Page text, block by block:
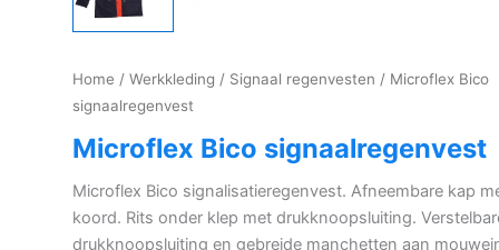
Home / Werkkleding / Signaal regenvesten / Microflex Bico
signaalregenvest
Microflex Bico signaalregenvest
Microflex Bico signalisatieregenvest. Afneembare kap
koord. Rits onder klep met drukknoopsluiting.
drukknoopsluiting en gebreide manchetten aan